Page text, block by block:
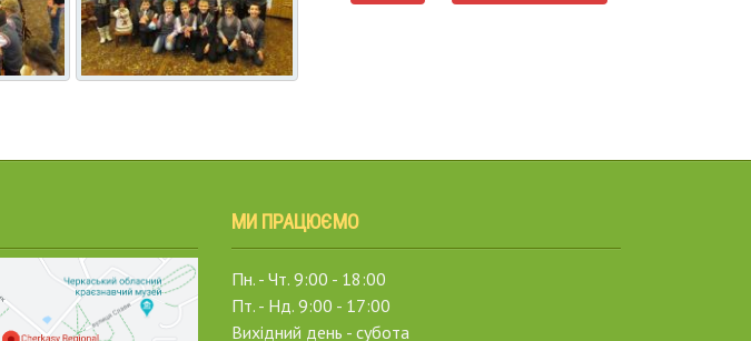
МИ ПРАЦЮЄМО
Пн. - Чт. 9:00 - 18:00
Пт. - Нд. 9:00 - 17:00
Вихідний день - субота